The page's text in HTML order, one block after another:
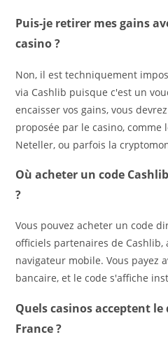
Puis-je retirer mes gains
casino ?
Non, il est techniquement
via Cashlib puisque c'est un
encaisser vos gains, vous
proposée par le casino, comme
Neteller, ou parfois la
Où acheter un code
?
Vous pouvez acheter un code
officiels partenaires de Cashlib,
navigateur mobile. Vous payez
bancaire, et le code s'affiche
Quels casinos acceptent
France ?